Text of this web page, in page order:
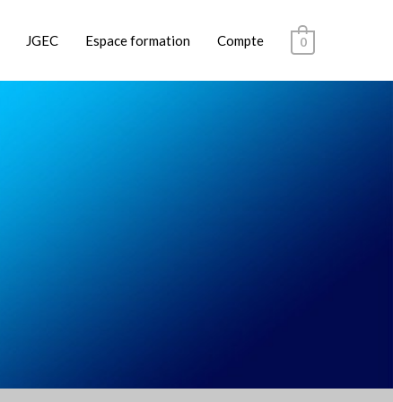
JGEC Espace formation Compte 0